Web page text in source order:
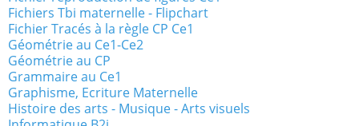
Fichiers Tbi maternelle - Flipchart
Fichier Tracés à la règle CP Ce1
Géométrie au Ce1-Ce2
Géométrie au CP
Grammaire au Ce1
Graphisme, Ecriture Maternelle
Histoire des arts - Musique - Arts visuels